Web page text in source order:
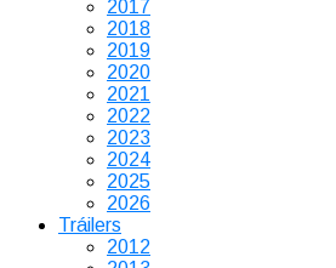
2017
2018
2019
2020
2021
2022
2023
2024
2025
2026
Tráilers
2012